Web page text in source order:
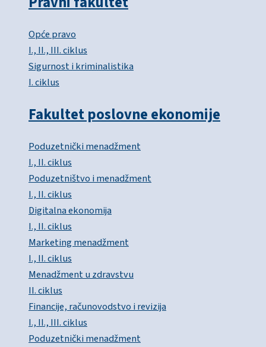
Opće pravo
I., II., III. ciklus
Sigurnost i kriminalistika
I. ciklus
Fakultet poslovne ekonomije
Poduzetnički menadžment
I., II. ciklus
Poduzetništvo i menadžment
I., II. ciklus
Digitalna ekonomija
I., II. ciklus
Marketing menadžment
I., II. ciklus
Menadžment u zdravstvu
II. ciklus
Financije, računovodstvo i revizija
I., II., III. ciklus
Poduzetnički menadžment